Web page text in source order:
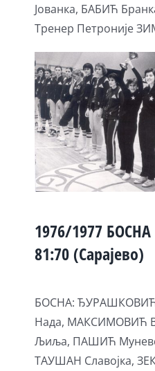
Јованка, БАБИЋ
Тренер Петроније
1976/1977
81:70 (Сарајево)
БОСНА:
Нада, МАКСИМОВИЋ
Љиља, ПАШИЋ
ТАУШАН Славојка,